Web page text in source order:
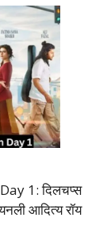
1: दिलचप्स
आदित्य रॉय